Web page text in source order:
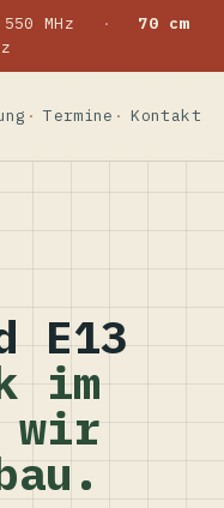
MHz ·
70 cm
Termine Kontakt
E13
im